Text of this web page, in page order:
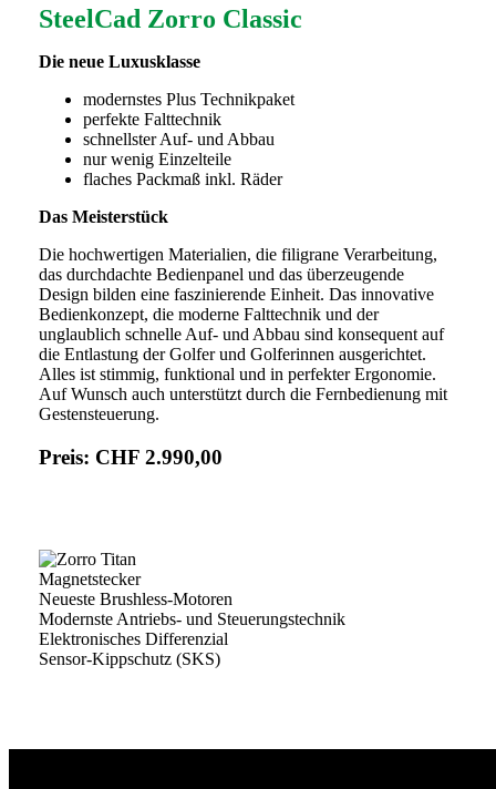
SteelCad Zorro Classic
Die neue Luxusklasse
modernstes Plus Technikpaket
perfekte Falttechnik
schnellster Auf- und Abbau
nur wenig Einzelteile
flaches Packmaß inkl. Räder
Das Meisterstück
Die hochwertigen Materialien, die filigrane Verarbeitung,
das durchdachte Bedienpanel und das überzeugende
Design bilden eine faszinierende Einheit. Das innovative
Bedienkonzept, die moderne Falttechnik und der
unglaublich schnelle Auf- und Abbau sind konsequent auf
die Entlastung der Golfer und Golferinnen ausgerichtet.
Alles ist stimmig, funktional und in perfekter Ergonomie.
Auf Wunsch auch unterstützt durch die Fernbedienung mit
Gestensteuerung.
Preis: CHF 2.990,00
Magnetstecker
Neueste Brushless-Motoren
Modernste Antriebs- und Steuerungstechnik
Elektronisches Differenzial
Sensor-Kippschutz (SKS)